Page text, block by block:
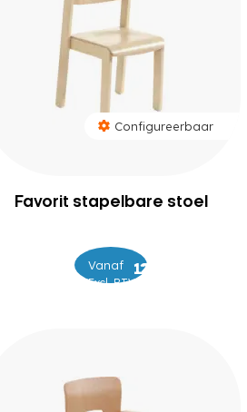
Configureerbaar
Favorit stapelbare stoel
Vanaf 125
205
Excl. BTW